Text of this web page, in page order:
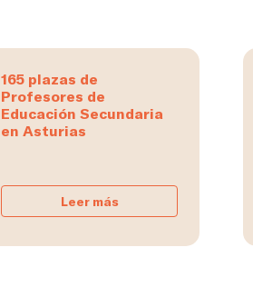
165 plazas de
Profesores de
Educación Secundaria
en Asturias
Leer más